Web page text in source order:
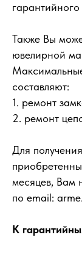
Также Вы
ювелирной
составляют:
1. ремонт
2. ремонт
Для
месяцев, Вам
по email:
К